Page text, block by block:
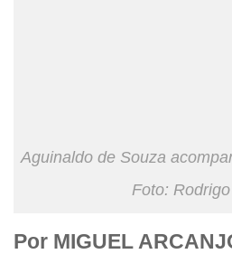
Aguinaldo de Souza
Foto:
Por MIGUEL